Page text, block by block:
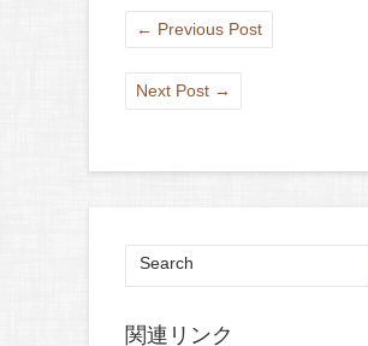
← Previous Post
Next Post →
関連リンク